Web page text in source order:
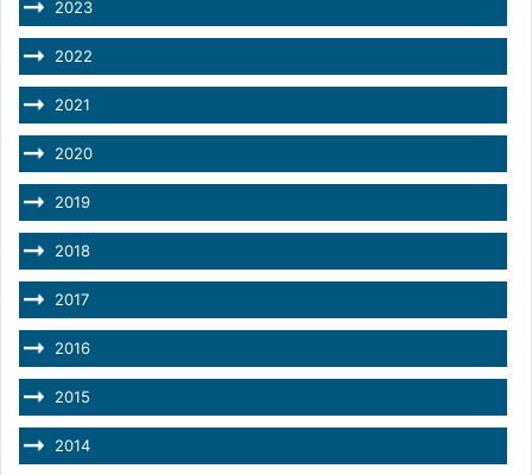
2023
2022
2021
2020
2019
2018
2017
2016
2015
2014